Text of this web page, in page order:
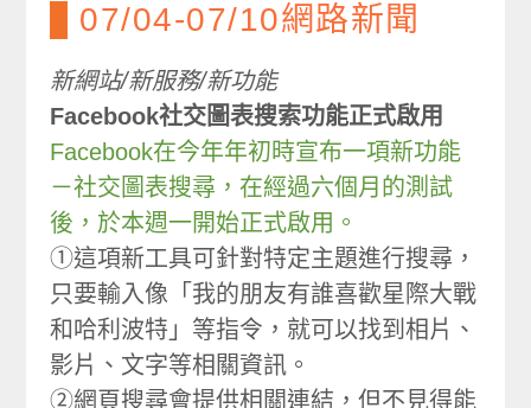
07/04-07/10網路新聞
新網站/新服務/新功能
Facebook社交圖表搜索功能正式啟用
Facebook在今年年初時宣布一項新功能
－社交圖表搜尋，在經過六個月的測試
後，於本週一開始正式啟用。
①這項新工具可針對特定主題進行搜尋，
只要輸入像「我的朋友有誰喜歡星際大戰
和哈利波特」等指令，就可以找到相片、
影片、文字等相關資訊。
②網頁搜尋會提供相關連結，但不見得能